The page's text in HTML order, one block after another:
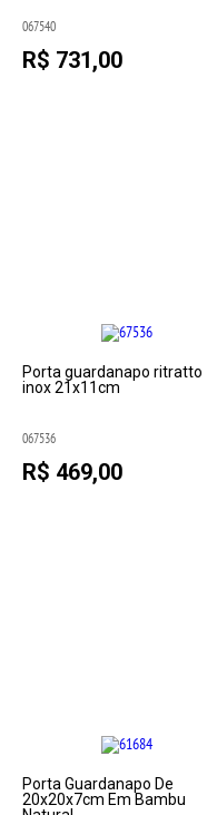
067540
R$ 731,00
Porta guardanapo ritratto
inox 21x11cm
067536
R$ 469,00
Porta Guardanapo De
20x20x7cm Em Bambu